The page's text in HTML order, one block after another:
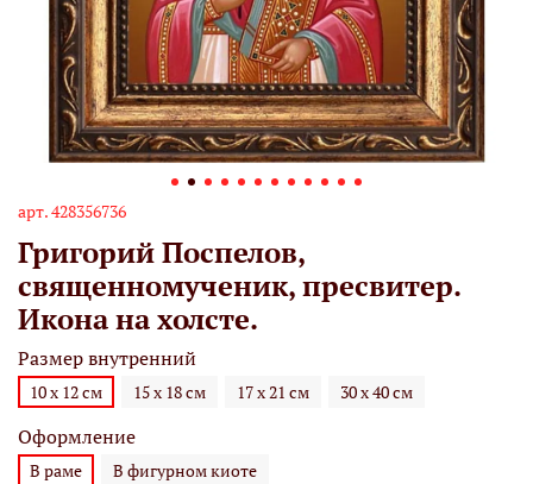
арт.428356736
Григорий Поспелов,
священномученик, пресвитер.
Икона на холсте.
Размер внутренний
10 х 12 см 15 х 18 см 17 х 21 см 30 х 40 см
Оформление
В раме В фигурном киоте